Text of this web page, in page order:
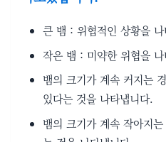
큰 뱀 : 위협적인 상황을
작은 뱀 : 미약한 위협을
뱀의 크기가 계속 커지는
있다는 것을 나타냅니다.
뱀의 크기가 계속 작아지